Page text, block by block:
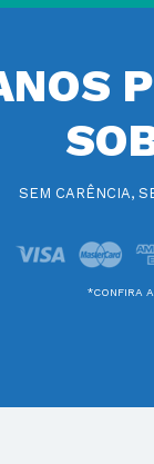
SEM CARÊNCIA,
*CONFIRA